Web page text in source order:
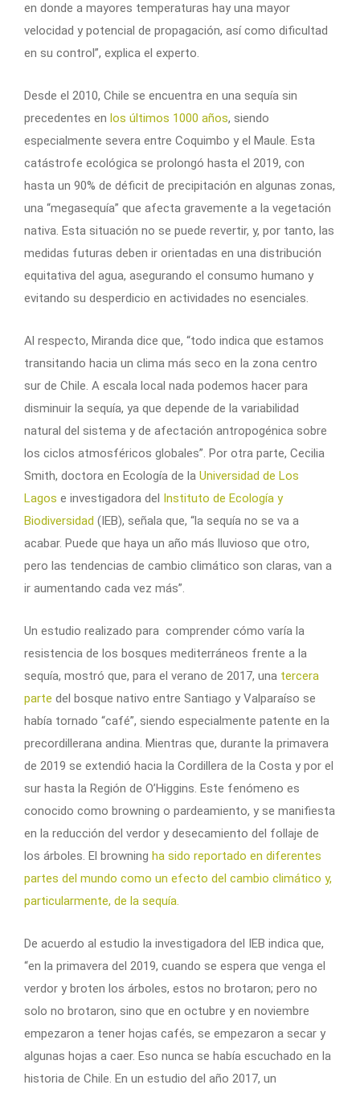
en donde a mayores temperaturas hay una mayor
velocidad y potencial de propagación, así como dificultad
en su control”, explica el experto.
Desde el 2010, Chile se encuentra en una sequía sin
precedentes en los últimos 1000 años, siendo
especialmente severa entre Coquimbo y el Maule. Esta
catástrofe ecológica se prolongó hasta el 2019, con
hasta un 90% de déficit de precipitación en algunas zonas,
una “megasequía” que afecta gravemente a la vegetación
nativa. Esta situación no se puede revertir, y, por tanto, las
medidas futuras deben ir orientadas en una distribución
equitativa del agua, asegurando el consumo humano y
evitando su desperdicio en actividades no esenciales.
Al respecto, Miranda dice que, “todo indica que estamos
transitando hacia un clima más seco en la zona centro
sur de Chile. A escala local nada podemos hacer para
disminuir la sequía, ya que depende de la variabilidad
natural del sistema y de afectación antropogénica sobre
los ciclos atmosféricos globales”. Por otra parte, Cecilia
Smith, doctora en Ecología de la Universidad de Los
Lagos e investigadora del Instituto de Ecología y
Biodiversidad (IEB), señala que, “la sequía no se va a
acabar. Puede que haya un año más lluvioso que otro,
pero las tendencias de cambio climático son claras, van a
ir aumentando cada vez más”.
Un estudio realizado para comprender cómo varía la
resistencia de los bosques mediterráneos frente a la
sequía, mostró que, para el verano de 2017, una tercera
parte del bosque nativo entre Santiago y Valparaíso se
había tornado “café”, siendo especialmente patente en la
precordillerana andina. Mientras que, durante la primavera
de 2019 se extendió hacia la Cordillera de la Costa y por el
sur hasta la Región de O’Higgins. Este fenómeno es
conocido como browning o pardeamiento, y se manifiesta
en la reducción del verdor y desecamiento del follaje de
los árboles. El browning ha sido reportado en diferentes
partes del mundo como un efecto del cambio climático y,
particularmente, de la sequía.
De acuerdo al estudio la investigadora del IEB indica que,
“en la primavera del 2019, cuando se espera que venga el
verdor y broten los árboles, estos no brotaron; pero no
solo no brotaron, sino que en octubre y en noviembre
empezaron a tener hojas cafés, se empezaron a secar y
algunas hojas a caer. Eso nunca se había escuchado en la
historia de Chile. En un estudio del año 2017, un